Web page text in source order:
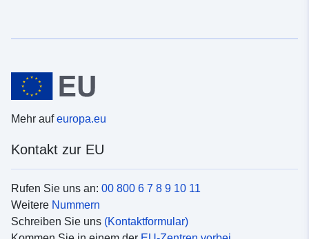
Mehr aufeuropa.eu
Kontakt zur EU
Rufen Sie uns an: 00 800 6 7 8 9 10 11
Weitere Nummern
Schreiben Sie uns (Kontaktformular)